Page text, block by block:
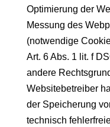
Optimierung der
Messung des
(notwendige
Art. 6 Abs. 1 lit. f
andere
Websitebetreiber
der Speicherung
technisch